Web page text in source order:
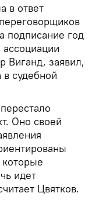
в ответ
подписание год
Виганд, заявил,
судебной
Оно своей
которые
идет
Цвятков.